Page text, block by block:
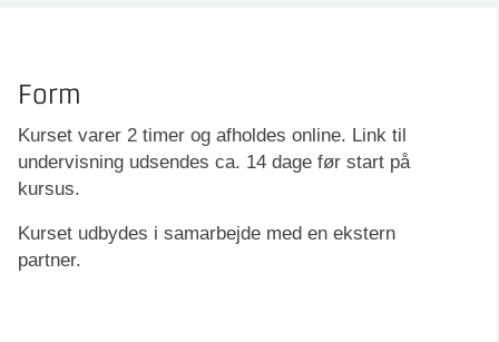
Form
Kurset varer 2 timer og afholdes online. Link til
undervisning udsendes ca. 14 dage før start på
kursus.
Kurset udbydes i samarbejde med en ekstern
partner.